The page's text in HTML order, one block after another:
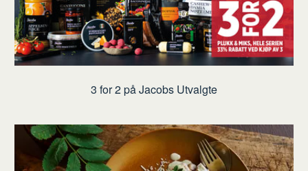
3 for 2 på Jacobs Utvalgte